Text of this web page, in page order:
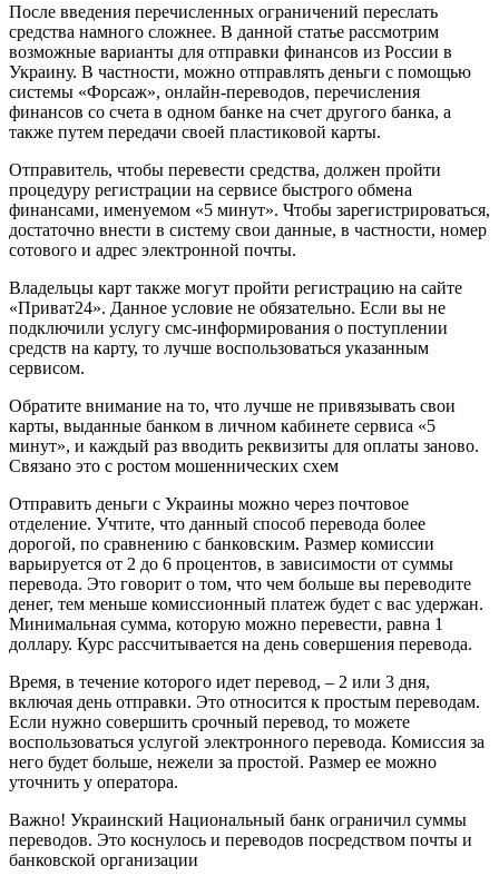
После введения перечисленных ограничений переслать
средства намного сложнее. В данной статье рассмотрим
возможные варианты для отправки финансов из России в
Украину. В частности, можно отправлять деньги с помощью
системы «Форсаж», онлайн-переводов, перечисления
финансов со счета в одном банке на счет другого банка, а
также путем передачи своей пластиковой карты.
Отправитель, чтобы перевести средства, должен пройти
процедуру регистрации на сервисе быстрого обмена
финансами, именуемом «5 минут». Чтобы зарегистрироваться,
достаточно внести в систему свои данные, в частности, номер
сотового и адрес электронной почты.
Владельцы карт также могут пройти регистрацию на сайте
«Приват24». Данное условие не обязательно. Если вы не
подключили услугу смс-информирования о поступлении
средств на карту, то лучше воспользоваться указанным
сервисом.
Обратите внимание на то, что лучше не привязывать свои
карты, выданные банком в личном кабинете сервиса «5
минут», и каждый раз вводить реквизиты для оплаты заново.
Связано это с ростом мошеннических схем
Отправить деньги с Украины можно через почтовое
отделение. Учтите, что данный способ перевода более
дорогой, по сравнению с банковским. Размер комиссии
варьируется от 2 до 6 процентов, в зависимости от суммы
перевода. Это говорит о том, что чем больше вы переводите
денег, тем меньше комиссионный платеж будет с вас удержан.
Минимальная сумма, которую можно перевести, равна 1
доллару. Курс рассчитывается на день совершения перевода.
Время, в течение которого идет перевод, – 2 или 3 дня,
включая день отправки. Это относится к простым переводам.
Если нужно совершить срочный перевод, то можете
воспользоваться услугой электронного перевода. Комиссия за
него будет больше, нежели за простой. Размер ее можно
уточнить у оператора.
Важно! Украинский Национальный банк ограничил суммы
переводов. Это коснулось и переводов посредством почты и
банковской организации